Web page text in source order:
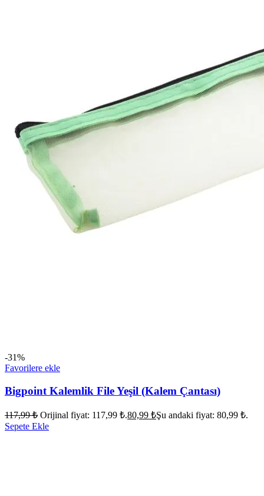
-31%
Favorilere ekle
Bigpoint Kalemlik File Yeşil (Kalem Çantası)
117,99₺ Orijinal fiyat: 117,99 ₺.80,99 ₺Şu andaki fiyat: 80,99 ₺.
Sepete Ekle